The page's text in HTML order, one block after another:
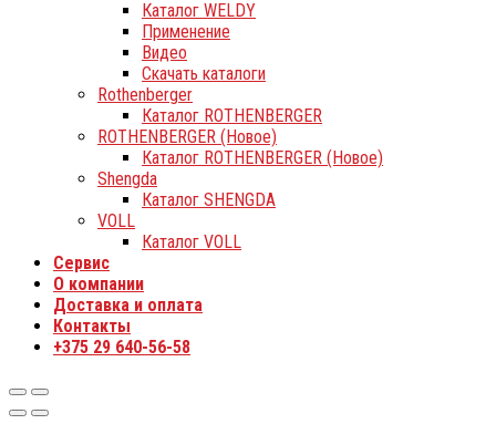
Каталог WELDY
Применение
Видео
Скачать каталоги
Rothenberger
Каталог ROTHENBERGER
ROTHENBERGER (Новое)
Каталог ROTHENBERGER (Новое)
Shengda
Каталог SHENGDA
VOLL
Каталог VOLL
Сервис
О компании
Доставка и оплата
Контакты
+375 29 640-56-58